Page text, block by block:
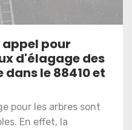
pour
d'élagage des
le 88410 et
pour les arbres sont
En effet, la